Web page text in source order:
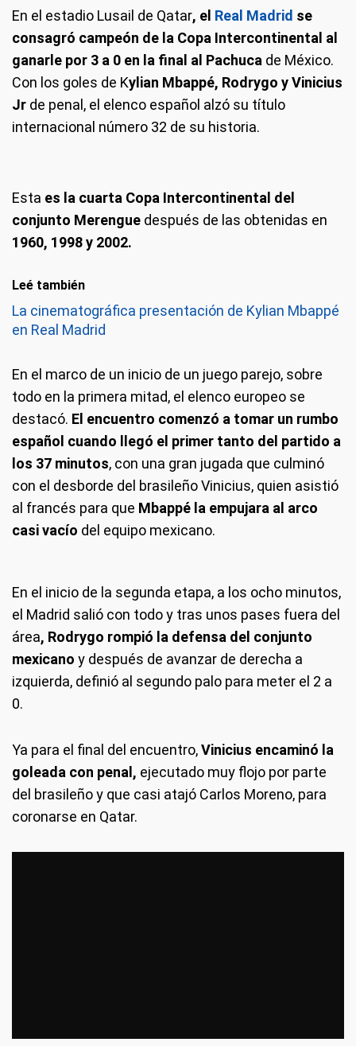
En el estadio Lusail de Qatar, el Real Madrid se
consagró campeón de la Copa Intercontinental al
ganarle por 3 a 0 en la final al Pachuca de México.
Con los goles de Kylian Mbappé, Rodrygo y Vinicius
Jr de penal, el elenco español alzó su título
internacional número 32 de su historia.
Esta es la cuarta Copa Intercontinental del
conjunto Merengue después de las obtenidas en
1960, 1998 y 2002.
Leé también
La cinematográfica presentación de Kylian Mbappé
en Real Madrid
En el marco de un inicio de un juego parejo, sobre
todo en la primera mitad, el elenco europeo se
destacó. El encuentro comenzó a tomar un rumbo
español cuando llegó el primer tanto del partido a
los 37 minutos, con una gran jugada que culminó
con el desborde del brasileño Vinicius, quien asistió
al francés para que Mbappé la empujara al arco
casi vacío del equipo mexicano.
En el inicio de la segunda etapa, a los ocho minutos,
el Madrid salió con todo y tras unos pases fuera del
área, Rodrygo rompió la defensa del conjunto
mexicano y después de avanzar de derecha a
izquierda, definió al segundo palo para meter el 2 a
0.
Ya para el final del encuentro,Vinicius encaminó la
goleada con penal, ejecutado muy flojo por parte
del brasileño y que casi atajó Carlos Moreno, para
coronarse en Qatar.